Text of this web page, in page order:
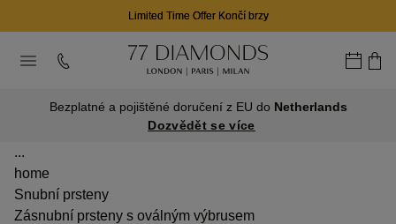
02 D 20 H 23 M
Bezplatné a pojištěné doručení z EU do Netherlands
Dozvědět se více
...
home
Snubní prsteny
Zásnubní prsteny s oválným výbrusem